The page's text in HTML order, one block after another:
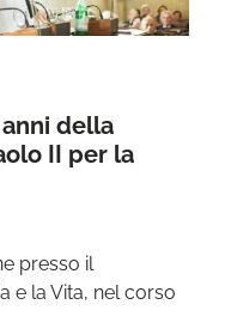
della
II per la
presso il
e la Vita, nel corso